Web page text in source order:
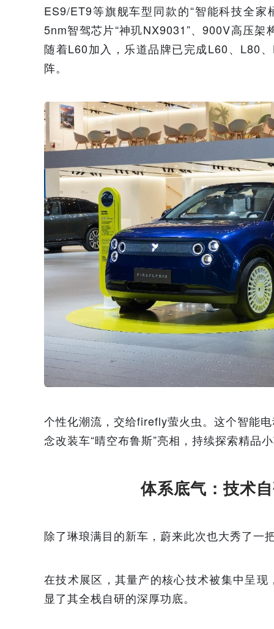
ES9/ET9等旗舰车型同款的“智能科技全
5nm智驾芯片“神玑NX9031”、900V高压
随着L60加入，乐道品牌已完成L60、L80
阵。
个性化潮流，交给firefly萤火虫。这个智能
念改装车“晴空布鲁斯”亮相，持续探索精品
体系底气：技术
除了琳琅满目的新车，蔚来此次也大秀了
在技术展区，其量产的核心技术被集中呈
显了其全栈自研的深厚功底。